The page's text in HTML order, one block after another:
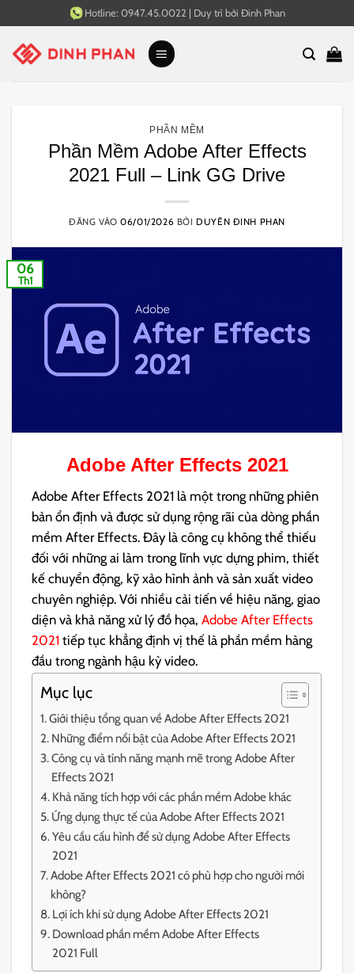
qua
nội
Hotline: 0947.45.0022 | Duy trì bởi Đinh Phan
PHẦN MỀM
Phần Mềm Adobe After Effects
2021 Full – Link GG Drive
ĐĂNG VÀO06/01/2026 BỞI DUYÊN ĐINH PHAN
06
Th1
Adobe After Effects 2021
Adobe After Effects 2021 là một trong những phiên
bản ổn định và được sử dụng rộng rãi của dòng phần
mềm After Effects. Đây là công cụ không thể thiếu
đối với những ai làm trong lĩnh vực dựng phim, thiết
kế chuyển động, kỹ xảo hình ảnh và sản xuất video
chuyên nghiệp. Với nhiều cải tiến về hiệu năng, giao
diện và khả năng xử lý đồ họa,Adobe After Effects
2021 tiếp tục khẳng định vị thế là phần mềm hàng
đầu trong ngành hậu kỳ video.
Mục lục
Giới thiệu tổng quan về Adobe After Effects 2021
Những điểm nổi bật của Adobe After Effects 2021
Công cụ và tính năng mạnh mẽ trong Adobe After
Effects 2021
Khả năng tích hợp với các phần mềm Adobe khác
Ứng dụng thực tế của Adobe After Effects 2021
Yêu cầu cấu hình để sử dụng Adobe After Effects
2021
Adobe After Effects 2021 có phù hợp cho người mới
không?
Lợi ích khi sử dụng Adobe After Effects 2021
Download phần mềm Adobe After Effects
2021 Full